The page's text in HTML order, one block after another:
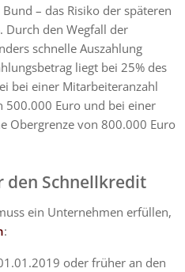
– das Risiko der späteren
Durch den Wegfall der
schnelle Auszahlung
liegt bei 25% des
bei einer Mitarbeiteranzahl
500.000 Euro und bei einer
Obergrenze von 800.000 Euro
den Schnellkredit
ein Unternehmen erfüllen,
:
oder früher an den